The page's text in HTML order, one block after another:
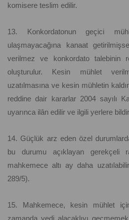
komisere teslim edilir.
13. Konkordatonun geçici
ulaşmayacağına kanaat
verilmez ve konkordato talebinin
oluşturulur. Kesin mühlet
uzatılmasına ve kesin mühletin
reddine dair kararlar 2004 sayılı
uyarınca ilân edilir ve ilgili yerlere
14. Güçlük arz eden özel
bu durumu açıklayan gerekçeli
mahkemece altı ay daha
289/5).
15. Mahkemece, kesin mühlet